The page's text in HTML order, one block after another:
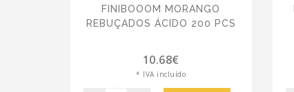
FINIBOOOM MORANGO
REBUÇADOS ÁCIDO 200 PCS
10.68€
* IVA incluído